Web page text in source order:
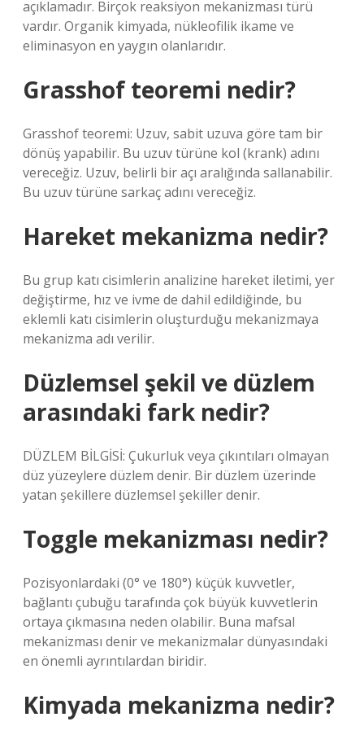
açıklamadır. Birçok reaksiyon mekanizması türü
vardır. Organik kimyada, nükleofilik ikame ve
eliminasyon en yaygın olanlarıdır.
Grasshof teoremi nedir?
Grasshof teoremi: Uzuv, sabit uzuva göre tam bir
dönüş yapabilir. Bu uzuv türüne kol (krank) adını
vereceğiz. Uzuv, belirli bir açı aralığında sallanabilir.
Bu uzuv türüne sarkaç adını vereceğiz.
Hareket mekanizma nedir?
Bu grup katı cisimlerin analizine hareket iletimi, yer
değiştirme, hız ve ivme de dahil edildiğinde, bu
eklemli katı cisimlerin oluşturduğu mekanizmaya
mekanizma adı verilir.
Düzlemsel şekil ve düzlem
arasındaki fark nedir?
DÜZLEM BİLGİSİ: Çukurluk veya çıkıntıları olmayan
düz yüzeylere düzlem denir. Bir düzlem üzerinde
yatan şekillere düzlemsel şekiller denir.
Toggle mekanizması nedir?
Pozisyonlardaki (0° ve 180°) küçük kuvvetler,
bağlantı çubuğu tarafında çok büyük kuvvetlerin
ortaya çıkmasına neden olabilir. Buna mafsal
mekanizması denir ve mekanizmalar dünyasındaki
en önemli ayrıntılardan biridir.
Kimyada mekanizma nedir?